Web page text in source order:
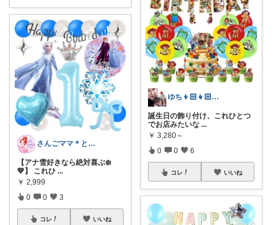
さんごママ＊ときめくプチプラディズニー♡
【アナ雪好きなら絶対喜ぶ❄️
💙】 これひ ...
￥ 2,999
0 0 3
コレ いいね
ゆち👦🏻👧🏻👶🏻のmama
誕生日の飾り付け、これひとつ
でお店みたいな ...
￥ 3,280～
0 0 6
コレ いいね